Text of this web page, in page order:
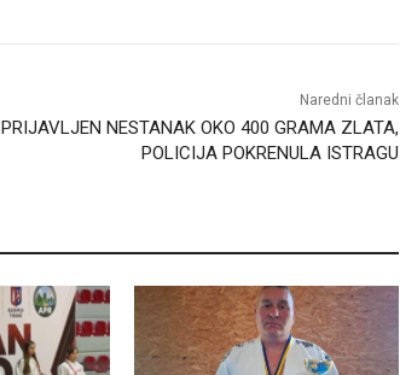
Naredni članak
PRIJAVLJEN NESTANAK OKO 400 GRAMA ZLATA,
POLICIJA POKRENULA ISTRAGU